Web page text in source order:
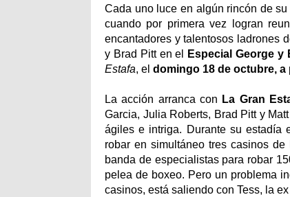
Cada uno luce en algún rincón de
cuando por primera vez logran
encantadores y talentosos ladrones
y Brad Pitt en el
Especial George y
Estafa, el domingo 18 de octubre, a
La acción arranca con La Gran
Garcia, Julia Roberts, Brad Pitt y
ágiles e intriga. Durante su estadía
robar en simultáneo tres casinos
banda de especialistas para robar
pelea de boxeo. Pero un problema
casinos, está saliendo con Tess, la